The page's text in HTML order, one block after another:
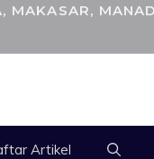
MAKASAR,
Artikel